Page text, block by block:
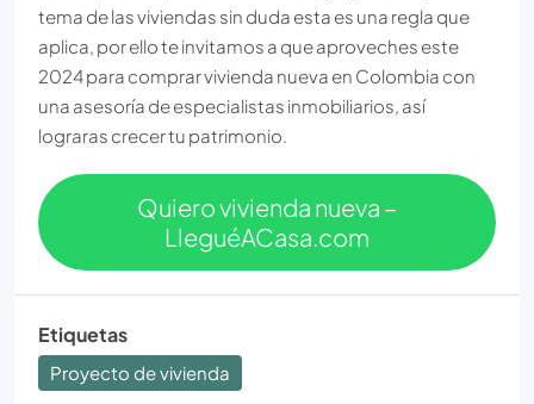
tema de las viviendas sin duda esta es una regla que
aplica, por ello te invitamos a que aproveches este
2024 para comprar vivienda nueva en Colombia con
una asesoría de especialistas inmobiliarios, así
lograras crecer tu patrimonio.
Quiero vivienda nueva –
LleguéACasa.com
Etiquetas
Proyecto de vivienda